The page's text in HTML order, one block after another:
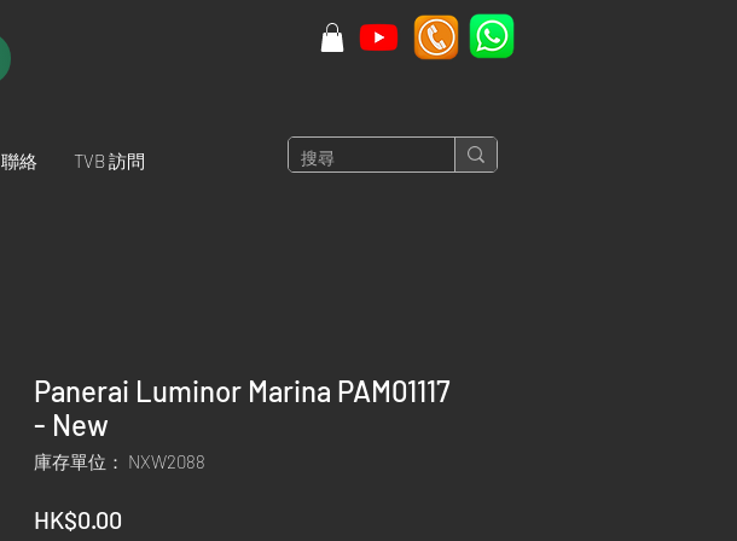
聯絡 TVB 訪問
Panerai Luminor Marina PAM01117
- New
庫存單位： NXW2088
HK$0.00